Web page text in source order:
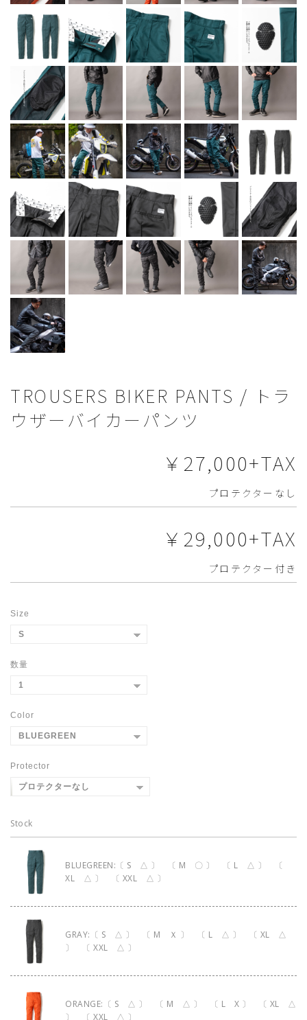
TROUSERS BIKER PANTS / トラ
ウザーバイカーパンツ
￥27,000+TAX
プロテクターなし
￥29,000+TAX
プロテクター付き
Size
数量
Color
Protector
Stock
BLUEGREEN:〔 S △ 〕 〔 M 〇 〕 〔 L △ 〕 〔
XL △ 〕 〔 XXL △ 〕
GRAY:〔 S △ 〕 〔 M Ｘ 〕 〔 L △ 〕 〔 XL △
〕 〔 XXL △ 〕
ORANGE:〔 S △ 〕 〔 M △ 〕 〔 L X 〕 〔 XL △
〕 〔 XXL △ 〕